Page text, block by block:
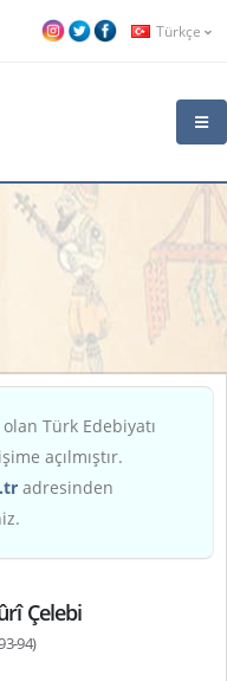
Türkçe
olan Türk Edebiyatı
açılmıştır.
adresinden
Çelebi
94)